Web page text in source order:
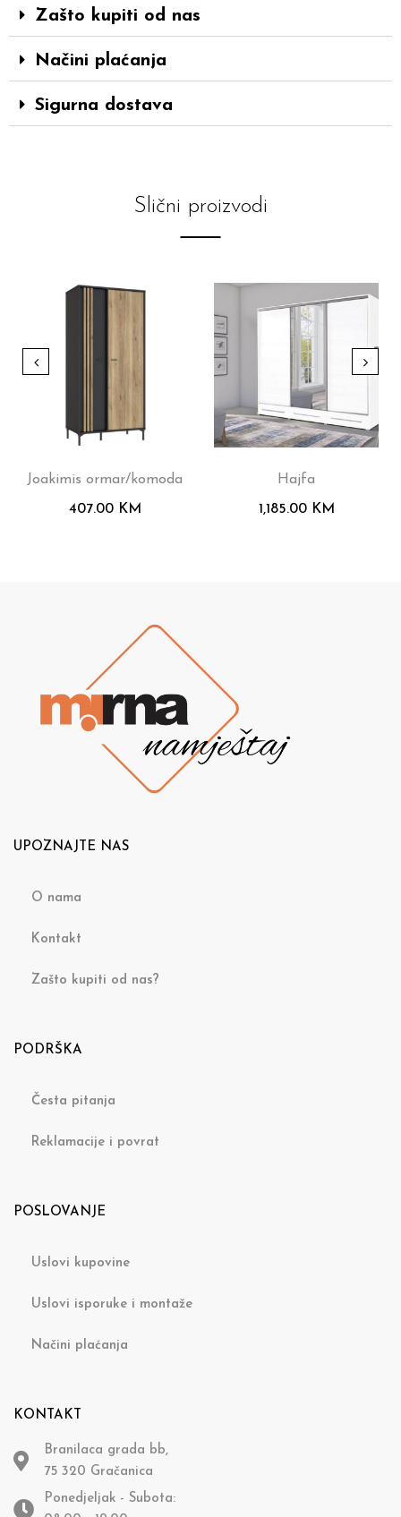
Zašto kupiti od nas
Načini plaćanja
Sigurna dostava
Slični proizvodi
Joakimis ormar/komoda
407.00 KM
Hajfa
1,185.00 KM
UPOZNAJTE NAS
O nama
Kontakt
Zašto kupiti od nas?
PODRŠKA
Česta pitanja
Reklamacije i povrat
POSLOVANJE
Uslovi kupovine
Uslovi isporuke i montaže
Načini plaćanja
KONTAKT
Branilaca grada bb,
75 320 Gračanica
Ponedjeljak - Subota: